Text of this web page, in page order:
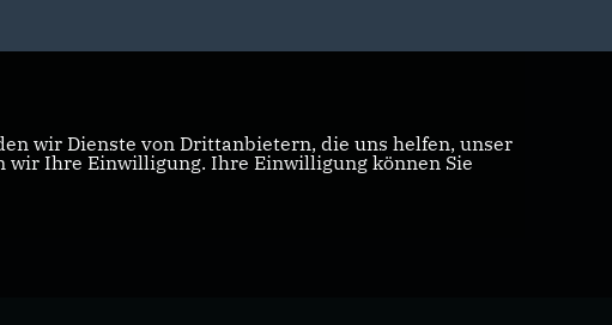
wir Dienste von Drittanbietern, die uns helfen, unser
wir Ihre Einwilligung. Ihre Einwilligung können Sie